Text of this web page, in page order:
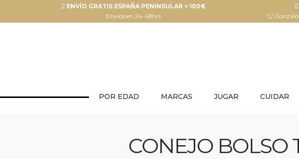
ENVÍO GRATIS ESPAÑA PENINSULAR > 100€
Envíos en 24-48hrs
C/
POR EDAD MARCAS JUGAR CUIDAR
CONEJO BOLSO